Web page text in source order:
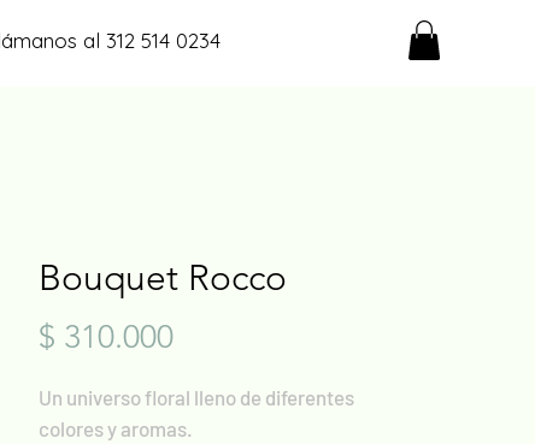
al 312 514 0234
Bouquet Rocco
$ 310.000Precio
Un universo floral lleno de diferentes
colores y aromas.